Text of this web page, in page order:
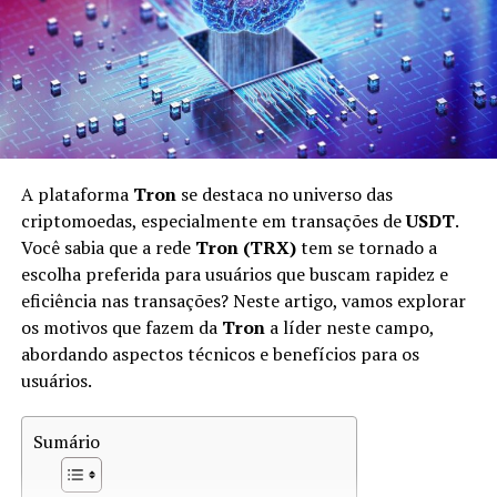
capacidade de processamento, o que torna essa
atividade acessível apenas para poucas pessoas. Por
outro lado, a mineração celular democratiza esse acesso,
abrindo oportunidades para uma gama maior de
usuários.
Entendendo o Pi Network
Pi Networké uma das principais plataformas que
introduziu a mineração celular. Lançada em 2019 por
um grupo de graduados da Universidade de Stanford, a
Pi Network visa criar uma criptomoeda acessível e
inclusiva. A proposta da Pi é permitir que qualquer
pessoa com um smartphone possa minerar
criptomoedas.
A principal ideia por trás do Pi Network é que ele opera
em um modelo de
tradicionais. Em vez de usar a prova de trabalho (proof
A plataforma Tronse destaca no universo das
criptomoedas, especialmente em transações deUSDT.
Você sabia que a rede Tron (TRX)tem se tornado a
escolha preferida para usuários que buscam rapidez e
eficiência nas transações? Neste artigo, vamos explorar
os motivos que fazem da Trona líder neste campo,
abordando aspectos técnicos e benefícios para os
usuários.
Sumário